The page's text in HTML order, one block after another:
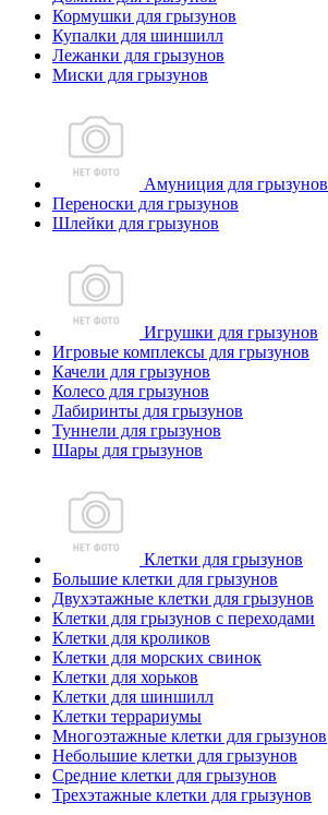
Кормушки для грызунов
Купалки для шиншилл
Лежанки для грызунов
Миски для грызунов
Амуниция для грызунов
Переноски для грызунов
Шлейки для грызунов
Игрушки для грызунов
Игровые комплексы для грызунов
Качели для грызунов
Колесо для грызунов
Лабиринты для грызунов
Туннели для грызунов
Шары для грызунов
Клетки для грызунов
Большие клетки для грызунов
Двухэтажные клетки для грызунов
Клетки для грызунов с переходами
Клетки для кроликов
Клетки для морских свинок
Клетки для хорьков
Клетки для шиншилл
Клетки террариумы
Многоэтажные клетки для грызунов
Небольшие клетки для грызунов
Средние клетки для грызунов
Трехэтажные клетки для грызунов